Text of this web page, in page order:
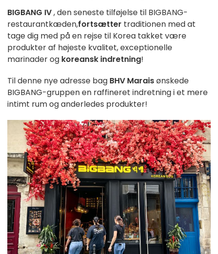
BIGBANG IV, den seneste tilføjelse til BIGBANG-
restaurantkæden,fortsætter traditionen med at
tage dig med på en rejse til Korea takket være
produkter af højeste kvalitet, exceptionelle
marinader og koreansk indretning!
Til denne nye adresse bag BHV Maraisønskede
BIGBANG-gruppen en raffineret indretning i et mere
intimt rum og anderledes produkter!